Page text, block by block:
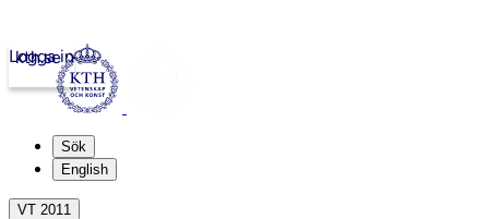
kth.se
Logga in
Sök
English
VT 2011